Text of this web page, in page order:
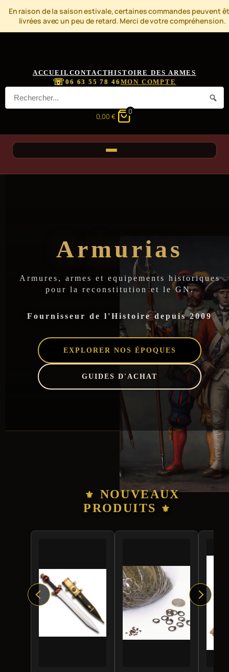
En raison de la saison estivale, certaines commandes peuvent
livrées avec un peu de retard. Merci de votre compréhension.
ACCUEIL CONTACTHISTOIRE DES ARMES
☏06 63 55 78 46 MON COMPTE
0,00 €
0
Armurias :
Armurias
Armures, armes et equipements historiques
pour la reconstitution et le GN.
Fournisseur de l'Histoire depuis 2009
EXPLORER NOS ÉPOQUES
GUIDES D'ACHAT
NOUVEAUX
PRODUITS